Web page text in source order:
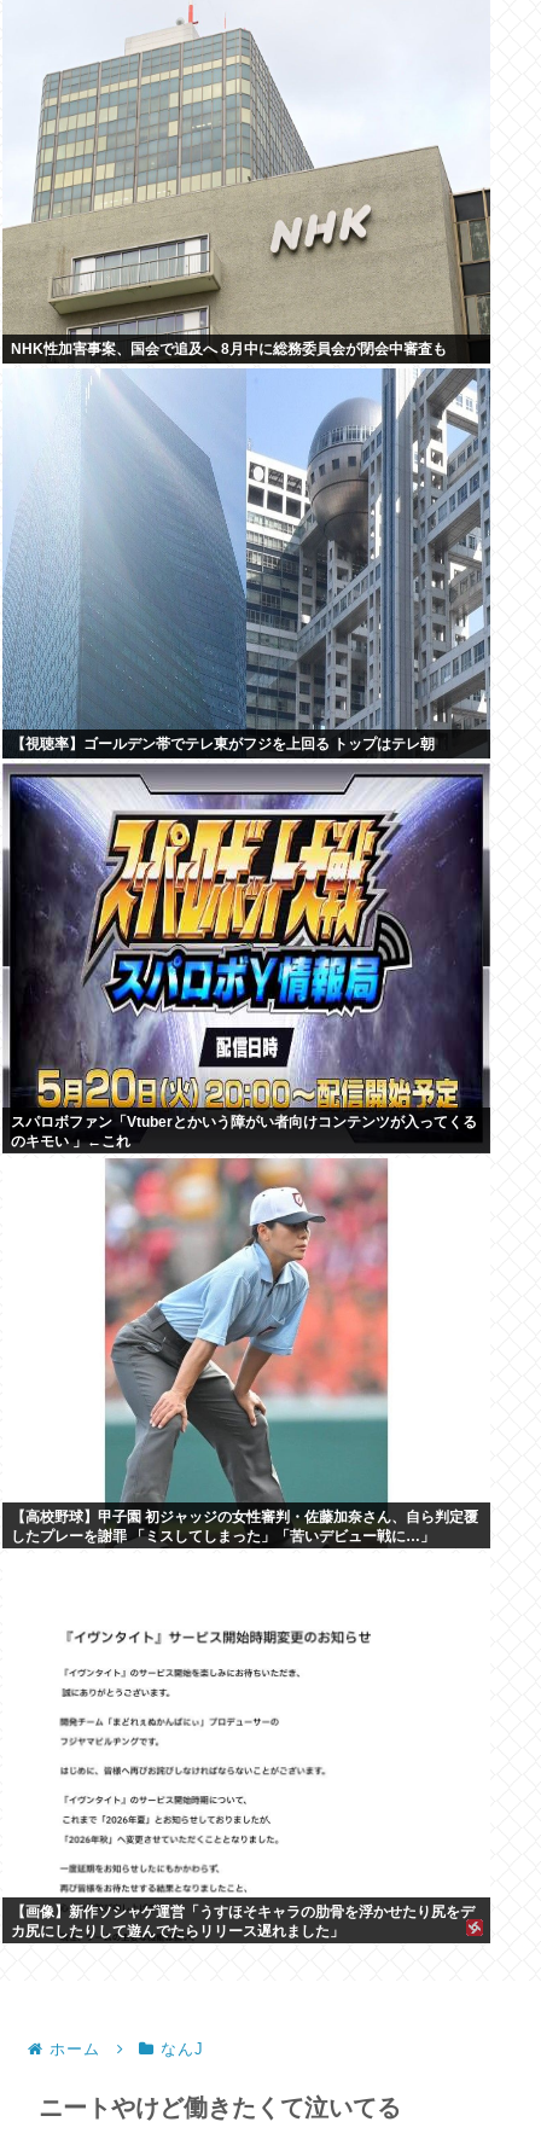
NHK性加害事案、国会で追及へ 8月中に総務委員会が閉会中審査も
【視聴率】ゴールデン帯でテレ東がフジを上回る トップはテレ朝
スパロボファン「Vtuberとかいう障がい者向けコンテンツが入ってくる
のキモい 」←これ
【高校野球】甲子園 初ジャッジの女性審判・佐藤加奈さん、自ら判定覆
したプレーを謝罪 「ミスしてしまった」「苦いデビュー戦に…」
【画像】新作ソシャゲ運営「うすほそキャラの肋骨を浮かせたり尻をデ
カ尻にしたりして遊んでたらリリース遅れました」
ホーム なんJ
ニートやけど働きたくて泣いてる